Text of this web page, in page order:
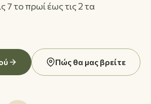
7 το πρωί έως τις 2 τα
Πώς θα μας βρείτε